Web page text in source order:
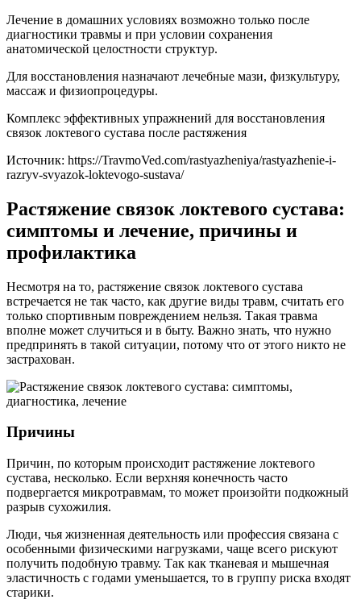
Лечение в домашних условиях возможно только после
диагностики травмы и при условии сохранения
анатомической целостности структур.
Для восстановления назначают лечебные мази, физкультуру,
массаж и физиопроцедуры.
Комплекс эффективных упражнений для восстановления
связок локтевого сустава после растяжения
Источник: https://TravmoVed.com/rastyazheniya/rastyazhenie-i-
razryv-svyazok-loktevogo-sustava/
Растяжение связок локтевого сустава:
симптомы и лечение, причины и
профилактика
Несмотря на то, растяжение связок локтевого сустава
встречается не так часто, как другие виды травм, считать его
только спортивным повреждением нельзя. Такая травма
вполне может случиться и в быту. Важно знать, что нужно
предпринять в такой ситуации, потому что от этого никто не
застрахован.
Причины
Причин, по которым происходит растяжение локтевого
сустава, несколько. Если верхняя конечность часто
подвергается микротравмам, то может произойти подкожный
разрыв сухожилия.
Люди, чья жизненная деятельность или профессия связана с
особенными физическими нагрузками, чаще всего рискуют
получить подобную травму. Так как тканевая и мышечная
эластичность с годами уменьшается, то в группу риска входят
старики.